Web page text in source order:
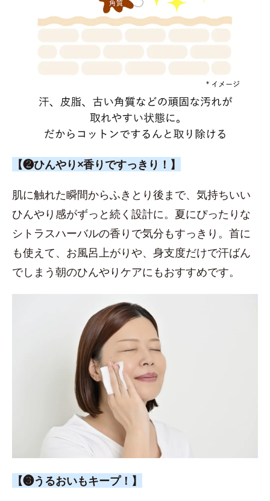
【❷ひんやり×香りですっきり！】
肌に触れた瞬間からふきとり後まで、気持ちいい
ひんやり感がずっと続く設計に。夏にぴったりな
シトラスハーバルの香りで気分もすっきり。首に
も使えて、お風呂上がりや、身支度だけで汗ばん
でしまう朝のひんやりケアにもおすすめです。
【❸うるおいもキープ！】